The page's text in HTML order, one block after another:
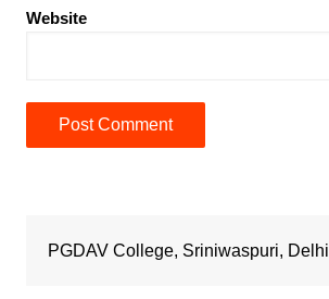
Website
PGDAV College, Sriniwaspuri, Delhi